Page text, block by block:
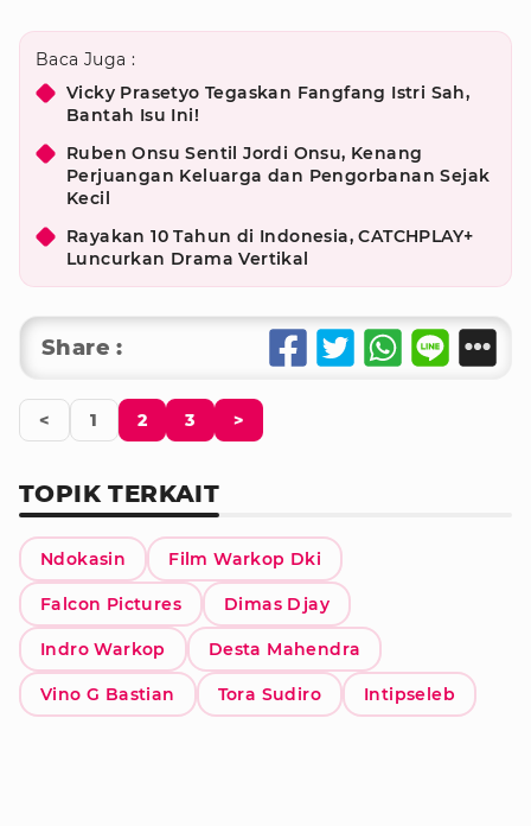
Baca Juga :
Vicky Prasetyo Tegaskan Fangfang Istri Sah,
Bantah Isu Ini!
Ruben Onsu Sentil Jordi Onsu, Kenang
Perjuangan Keluarga dan Pengorbanan Sejak
Kecil
Rayakan 10 Tahun di Indonesia, CATCHPLAY+
Luncurkan Drama Vertikal
Share :
< 1 2 3 >
TOPIK TERKAIT
Ndokasin Film Warkop Dki
Falcon Pictures Dimas Djay
Indro Warkop Desta Mahendra
Vino G Bastian Tora Sudiro Intipseleb